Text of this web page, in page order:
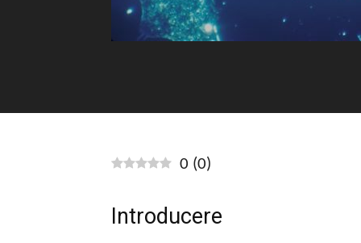
0 (0)
Introducere